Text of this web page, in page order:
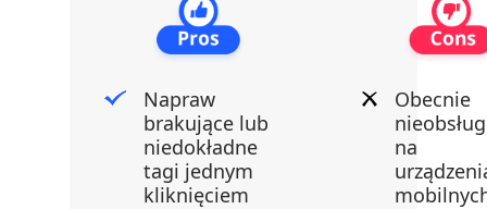
Napraw
brakujące lub
niedokładne
tagi jednym
kliknięciem
Obecnie
na